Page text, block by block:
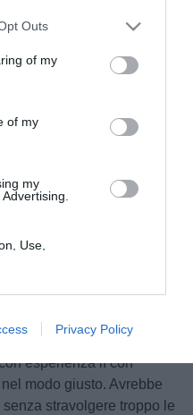
Outs
of my
of my
my
Use,
of my
with the
Privacy Policy
a parlare Claudio
è stato intervistato da
del campionato
è stato il Chelsea:
voleva fare qualcosa
esperienza lì con
modo giusto. Avrebbe
stravolgere troppo le